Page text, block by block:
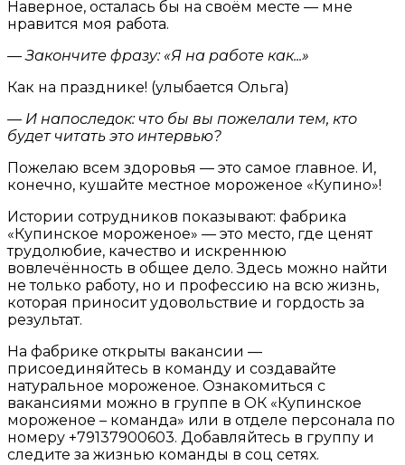
Наверное, осталась бы на своём месте — мне
нравится моя работа.
— Закончите фразу: «Я на работе как...»
Как на празднике! (улыбается Ольга)
— И напоследок: что бы вы пожелали тем, кто
будет читать это интервью?
Пожелаю всем здоровья — это самое главное. И,
конечно, кушайте местное мороженое «Купино»!
Истории сотрудников показывают: фабрика
«Купинское мороженое» — это место, где ценят
трудолюбие, качество и искреннюю
вовлечённость в общее дело. Здесь можно найти
не только работу, но и профессию на всю жизнь,
которая приносит удовольствие и гордость за
результат.
На фабрике открыты вакансии —
присоединяйтесь в команду и создавайте
натуральное мороженое. Ознакомиться с
вакансиями можно в группе в ОК «Купинское
мороженое – команда» или в отделе персонала по
номеру +79137900603. Добавляйтесь в группу и
следите за жизнью команды в соц сетях.